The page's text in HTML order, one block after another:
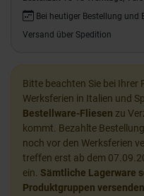
Bei heutiger Bestellung
Versand über Spedition
Bitte beachten Sie bei
Werksferien in Italien und
Bestellware-Fliesen zu
kommt. Bezahlte
noch vor den Werksferien
treffen erst ab dem
ein. Sämtliche Lagerware
Produktgruppen